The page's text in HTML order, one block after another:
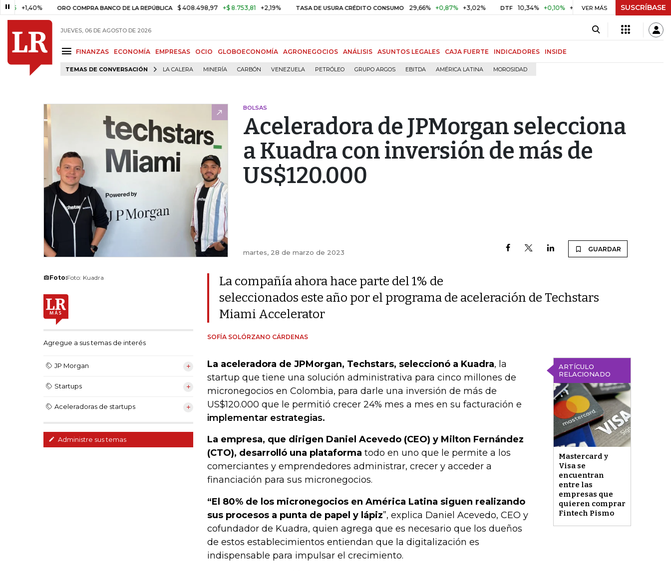
+1,40% ORO COMPRA BANCO DE LA REPÚBLICA $ 408.498,97 +$ 8.753,81 +2,19% TASA DE USURA CRÉDITO CONSUMO 29,66% +0,87% +3,02% DTF 10,34% +0,10% +0,98% UVR $ 416,91 +$ 0,05
VER MÁS SUSCRÍBASE
JUEVES, 06 DE AGOSTO DE 2026
FINANZAS ECONOMÍA EMPRESAS OCIO GLOBOECONOMÍA AGRONEGOCIOS ANÁLISIS ASUNTOS LEGALES CAJA FUERTE INDICADORES INSIDE
TEMAS DE CONVERSACIÓN LA CALERA MINERÍA CARBÓN VENEZUELA PETRÓLEO GRUPO ARGOS EBITDA AMÉRICA LATINA MOROSIDAD
BOLSAS
Aceleradora de JPMorgan selecciona
a Kuadra con inversión de más de
US$120.000
martes, 28 de marzo de 2023 GUARDAR
Foto:Foto: Kuadra
Agregue a sus temas de interés
JP Morgan
Startups
Aceleradoras de startups
Administre sus temas
La compañía ahora hace parte del 1% de
seleccionados este año por el programa de aceleración de Techstars
Miami Accelerator
SOFÍA SOLÓRZANO CÁRDENAS
ARTÍCULO
RELACIONADO
Mastercard y
Visa se
encuentran
entre las
empresas que
quieren comprar
Fintech Pismo
La aceleradora de JPMorgan, Techstars, seleccionó a Kuadra, la
startup que tiene una solución administrativa para cinco millones de
micronegocios en Colombia, para darle una inversión de más de
US$120.000 que le permitió crecer 24% mes a mes en su facturación e
implementar estrategias.
La empresa, que dirigen Daniel Acevedo (CEO) y Milton Fernández
(CTO), desarrolló una plataforma todo en uno que le permite a los
comerciantes y emprendedores administrar, crecer y acceder a
financiación para sus micronegocios.
“El 80% de los micronegocios en América Latina siguen realizando
sus procesos a punta de papel y lápiz”, explica Daniel Acevedo, CEO y
cofundador de Kuadra, quien agrega que es necesario que los dueños
de estos establecimientos entiendan que la digitalización es
indispensable para impulsar el crecimiento.